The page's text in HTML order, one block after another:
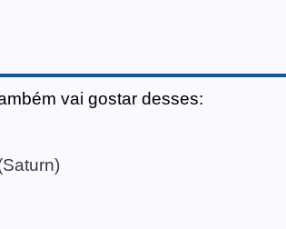
vai gostar desses: